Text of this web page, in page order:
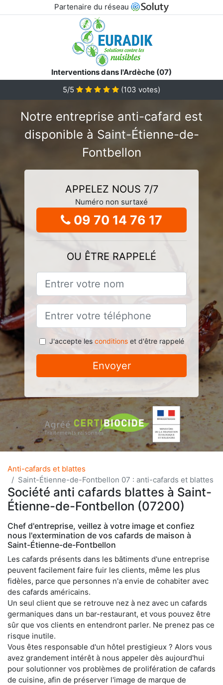
Partenaire du réseau
Interventions dans l'Ardèche (07)
5/5
(103 votes)
Notre entreprise anti-cafard est
disponible à Saint-Étienne-de-
Fontbellon
APPELEZ NOUS 7/7
Numéro non surtaxé
09 70 14 76 17
OU ÊTRE RAPPELÉ
J'accepte les conditionset d'être rappelé
Envoyer
Anti-cafards et blattes
Saint-Étienne-de-Fontbellon 07 : anti-cafards et blattes
Société anti cafards blattes à Saint-
Étienne-de-Fontbellon (07200)
Chef d'entreprise, veillez à votre image et confiez
nous l'extermination de vos cafards de maison à
Saint-Étienne-de-Fontbellon
Les cafards présents dans les bâtiments d'une entreprise
peuvent facilement faire fuir les clients, même les plus
fidèles, parce que personnes n'a envie de cohabiter avec
des cafards américains.
Un seul client que se retrouve nez à nez avec un cafards
germaniques dans un bar-restaurant, et vous pouvez être
sûr que vos clients en entendront parler. Ne prenez pas ce
risque inutile.
Vous êtes responsable d'un hôtel prestigieux ? Alors vous
avez grandement intérêt à nous appeler dès aujourd'hui
pour solutionner vos problèmes de prolifération de cafards
de cuisine, afin de préserver l'image de marque de